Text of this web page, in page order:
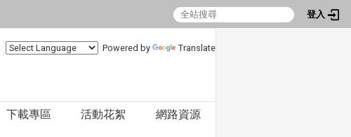
登入
Powered by Translate
下載專區 活動花絮 網路資源